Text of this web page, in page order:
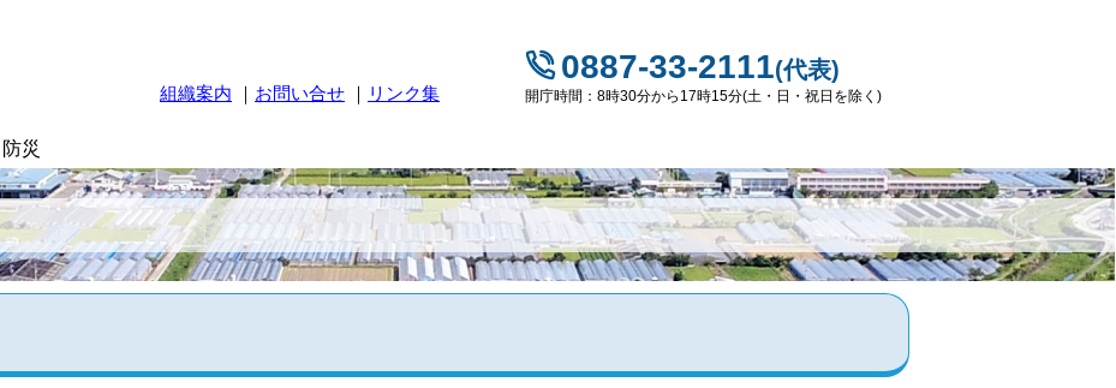
組織案内 お問い合せ リンク集
0887-33-2111(代表)
開庁時間：8時30分から17時15分(土・日・祝日を除く)
災